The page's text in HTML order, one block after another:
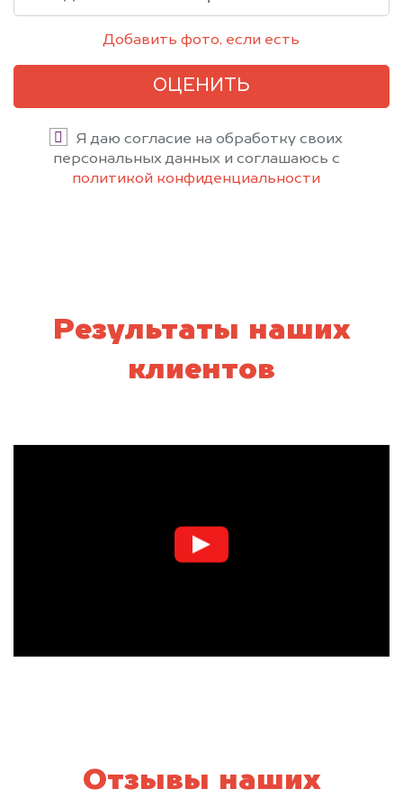
Добавить фото, если есть
ОЦЕНИТЬ
Я даю согласие на обработку своих
персональных данных и соглашаюсь с
политикой конфиденциальности
Результаты наших
клиентов
Отзывы наших